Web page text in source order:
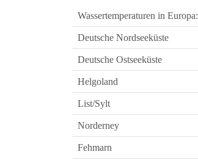
Wassertemperaturen in Europa:
Deutsche Nordseeküste
Deutsche Ostseeküste
Helgoland
List/Sylt
Norderney
Fehmarn